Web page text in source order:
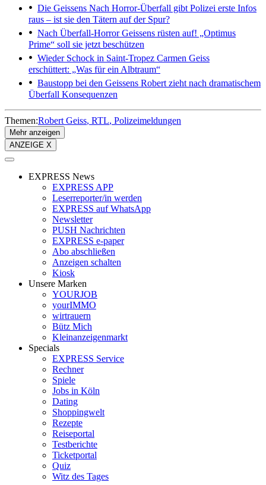
Die Geissens Nach Horror-Überfall gibt Polizei erste Infos
raus – ist sie den Tätern auf der Spur?
Nach Überfall-HorrorGeissens rüsten auf! „Optimus
Prime“ soll sie jetzt beschützen
Wieder Schock in Saint-Tropez Carmen Geiss
erschüttert: „Was für ein Albtraum“
Baustopp bei den Geissens Robert zieht nach dramatischem
Überfall Konsequenzen
Themen:Robert Geiss RTL Polizeimeldungen
Mehr anzeigen
ANZEIGE X
EXPRESS News
EXPRESS APP
Leserreporter/in werden
EXPRESS auf WhatsApp
Newsletter
PUSH Nachrichten
EXPRESS e-paper
Abo abschließen
Anzeigen schalten
Kiosk
Unsere Marken
YOURJOB
yourIMMO
wirtrauern
Bütz Mich
Kleinanzeigenmarkt
Specials
EXPRESS Service
Rechner
Spiele
Jobs in Köln
Dating
Shoppingwelt
Rezepte
Reiseportal
Testberichte
Ticketportal
Quiz
Witz des Tages